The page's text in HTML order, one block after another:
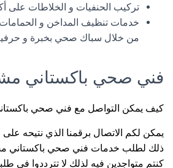
تركيب الحنفيات و الخلاطات
خدمات تنظيف المداخن و
من خلال سباك صحي بخبرة و
فني صحي باكستاني
كيف يمكن التواصل مع فني صحي
يمكن لكم الاتصال برقمنا الذي نتيحه
ذلك لطلب خدمات فني صحي باكستاني
كنتم متواجدين فيه لذلك لا تترددوا في